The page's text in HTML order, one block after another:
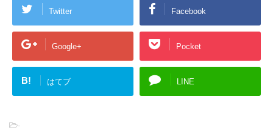
Twitter Facebook
Google+ Pocket
B! はてブ LINE
-